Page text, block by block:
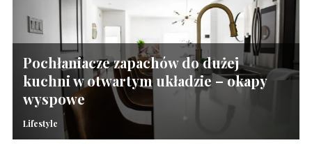
Pochłaniacze zapachów do dużej
kuchni w otwartym układzie – okapy
wyspowe
Lifestyle